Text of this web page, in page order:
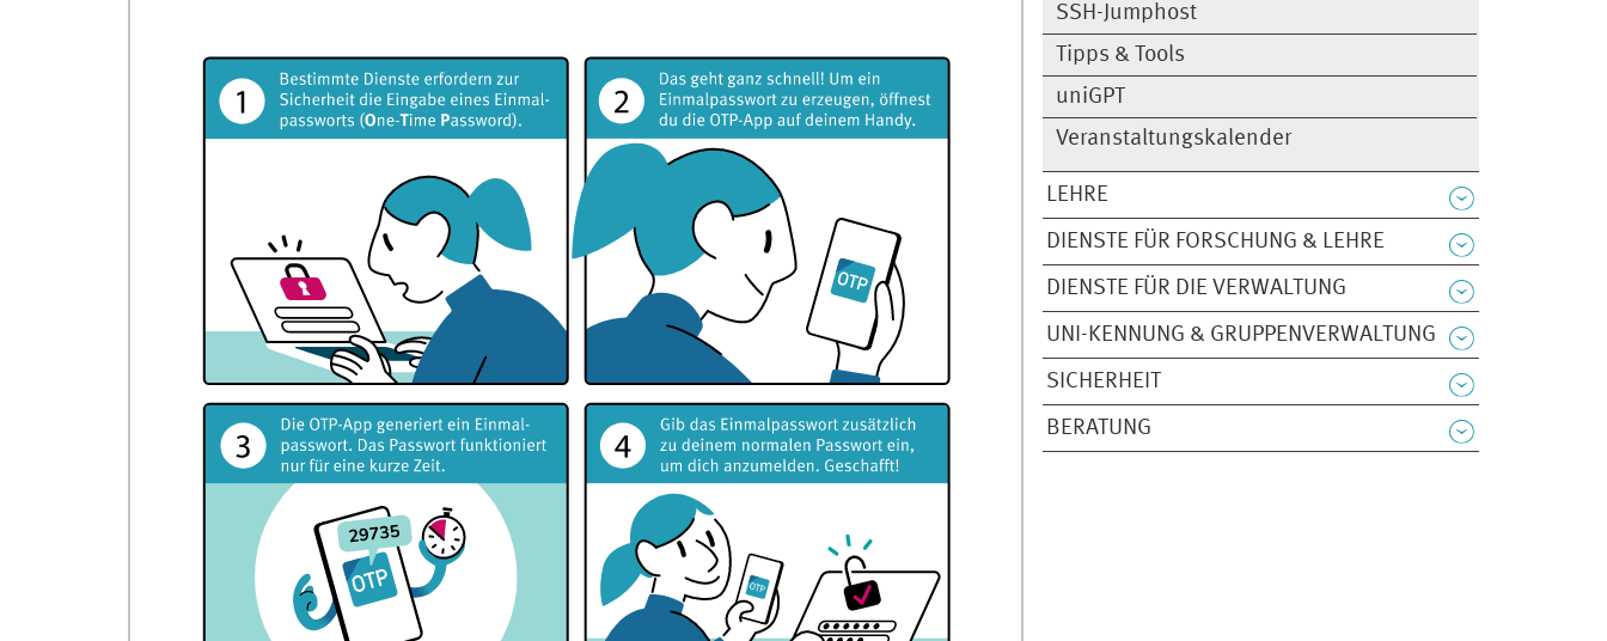
SSH-Jumphost
Tipps & Tools
uniGPT
Veranstaltungskalender
LEHRE
DIENSTE FÜR FORSCHUNG & LEHRE
DIENSTE FÜR DIE VERWALTUNG
UNI-KENNUNG & GRUPPENVERWALTUNG
SICHERHEIT
BERATUNG